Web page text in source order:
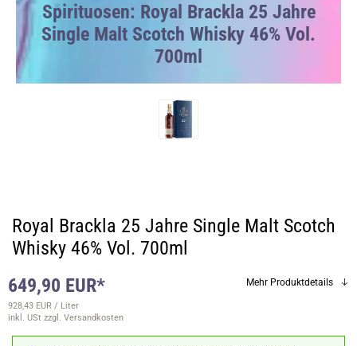
Spirituosen: Royal Brackla 25 Jahre
Single Malt Scotch Whisky 46% Vol.
700ml
Royal Brackla 25 Jahre Single Malt Scotch
Whisky 46% Vol. 700ml
649,90 EUR*
928,43 EUR / Liter
inkl. USt zzgl. Versandkosten
Mehr Produktdetails